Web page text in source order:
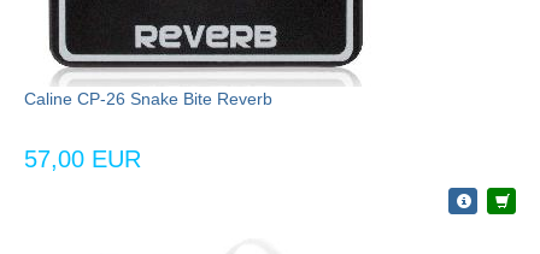
Caline CP-26 Snake Bite Reverb
57,00 EUR